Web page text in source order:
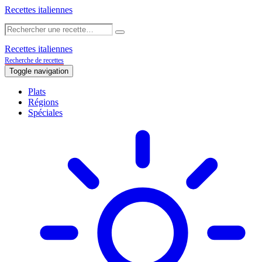
Recettes italiennes
Recettes italiennes
Recherche de recettes
Toggle navigation
Plats
Régions
Spéciales